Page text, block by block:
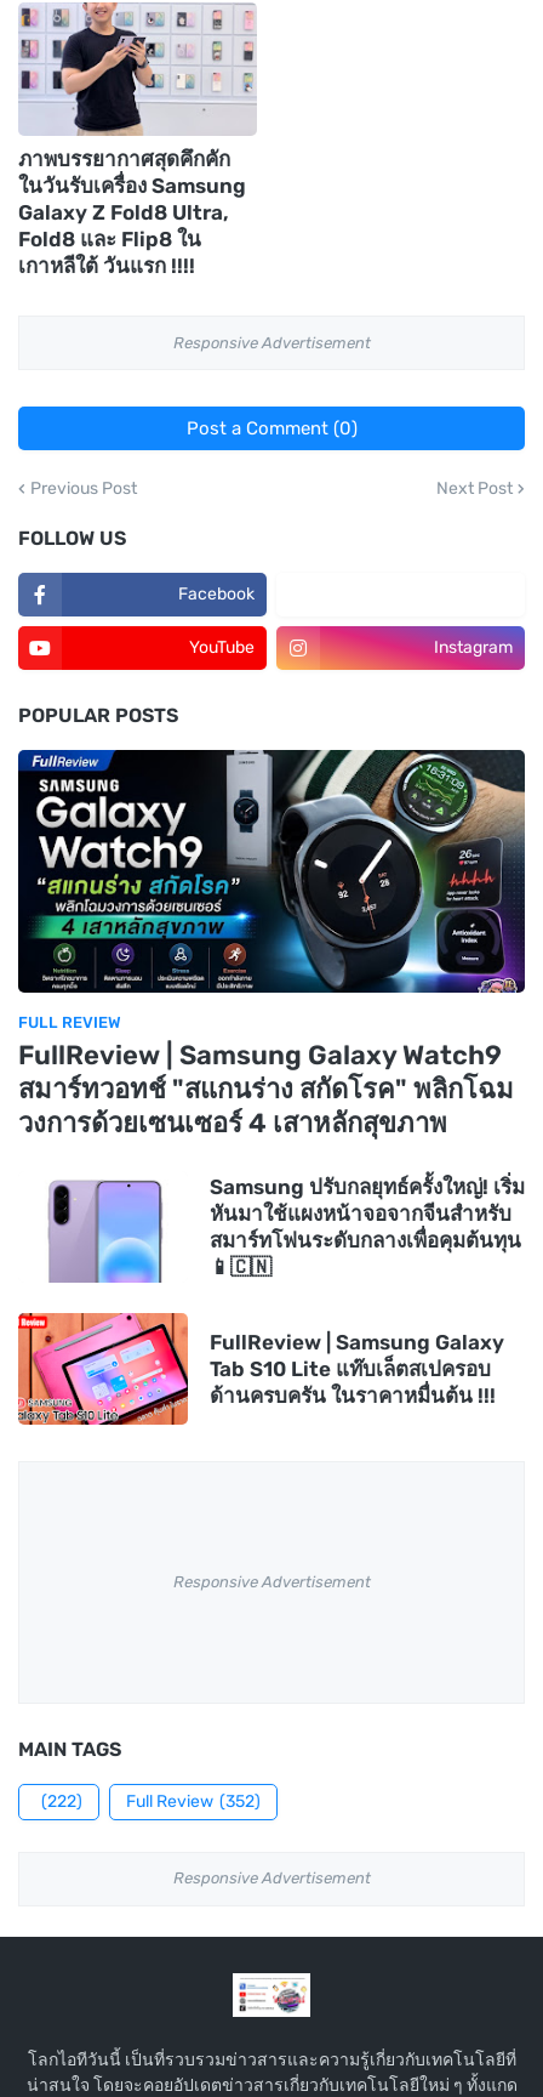
ภาพบรรยากาศสุดคึกคัก
ในวันรับเครื่อง Samsung
Galaxy Z Fold8 Ultra,
Fold8 และ Flip8 ใน
เกาหลีใต้ วันแรก !!!!
Responsive Advertisement
Post a Comment (0)
Previous Post Next Post
FOLLOW US
Facebook
YouTube Instagram
POPULAR POSTS
FULL REVIEW
FullReview | Samsung Galaxy Watch9
สมาร์ทวอทช์ "สแกนร่าง สกัดโรค" พลิกโฉม
วงการด้วยเซนเซอร์ 4 เสาหลักสุขภาพ
Samsung ปรับกลยุทธ์ครั้งใหญ่! เริ่ม
หันมาใช้แผงหน้าจอจากจีนสำหรับ
สมาร์ทโฟนระดับกลางเพื่อคุมต้นทุน
📱🇨🇳
FullReview | Samsung Galaxy
Tab S10 Lite แท๊บเล็ตสเปครอบ
ด้านครบครัน ในราคาหมื่นต้น !!!
Responsive Advertisement
MAIN TAGS
(222) Full Review (352)
Responsive Advertisement
โลกไอทีวันนี้ เป็นที่รวบรวมข่าวสารและความรู้เกี่ยวกับเทคโนโลยีที่
น่าสนใจ โดยจะคอยอัปเดตข่าวสารเกี่ยวกับเทคโนโลยีใหม่ ๆ ทั้งแกด